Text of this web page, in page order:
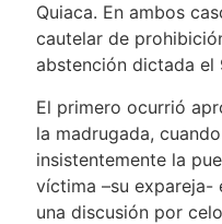
Quiaca. En ambos
cautelar de
abstención dictada
El primero ocurrió
la madrugada,
insistentemente la
víctima –su expareja-
una discusión por